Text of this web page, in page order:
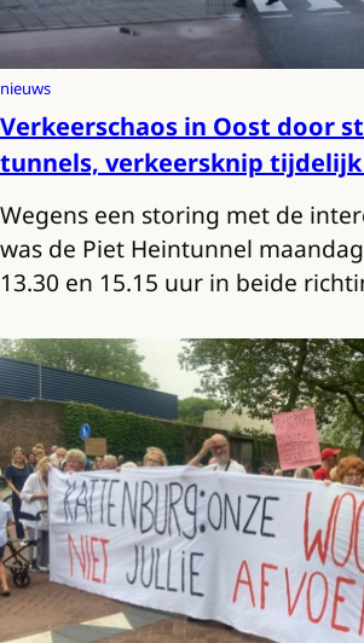
nieuws
Verkeerschaos in Oost door
tunnels, verkeersknip
Wegens een storing met de
was de Piet Heintunnel
13.30 en 15.15 uur in beide